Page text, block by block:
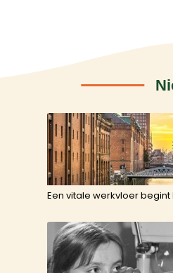
Een vitale werkvloer